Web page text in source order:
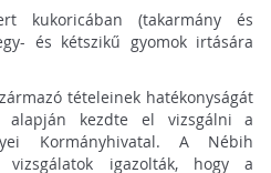
kukoricában (takarmány és
és kétszikű gyomok irtására
tételeinek hatékonyságát
alapján kezdte el vizsgálni a
Kormányhivatal. A Nébih
vizsgálatok igazolták, hogy a